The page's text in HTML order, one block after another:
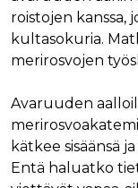
roistojen kanssa,
kultasokuria.
merirosvojen
Avaruuden
kätkee sisäänsä
Entä haluatko